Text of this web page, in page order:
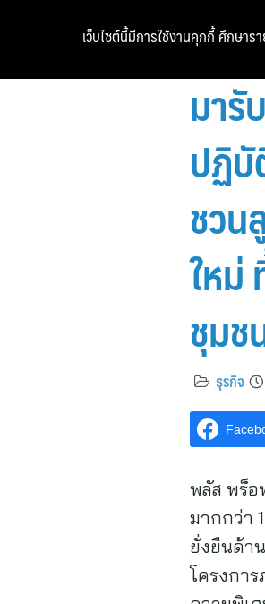
มารั
ปฏิ
ชวน
ใหม่
ชุมช
ธุรกิจ
พลัส พร็อ
มากกว่า
ยั่งยืนด้า
โครงกา
เว็บไซต์นี้มีการใช้งานคุกกี้ ศึกษาร